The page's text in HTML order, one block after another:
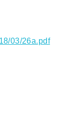
03/26a.pdf